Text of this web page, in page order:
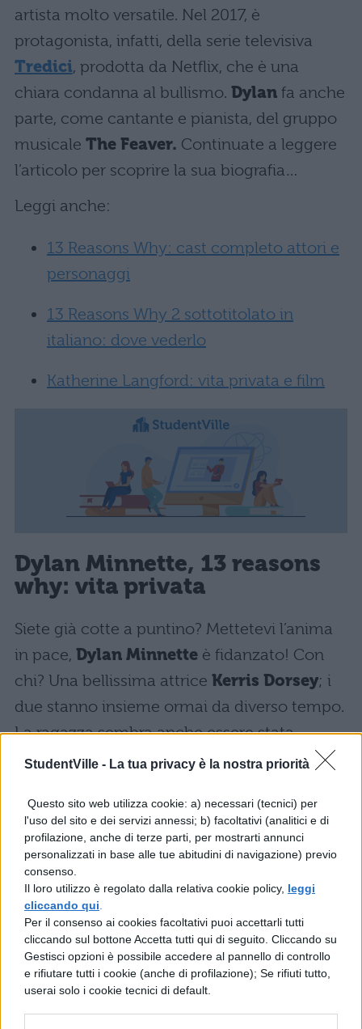
StudentVille - La tua privacy è la nostra priorità
Questo sito web utilizza cookie: a) necessari (tecnici) per
l'uso del sito e dei servizi annessi; b) facoltativi (analitici e di
profilazione, anche di terze parti, per mostrarti annunci
personalizzati in base alle tue abitudini di navigazione) previo
consenso.
Il loro utilizzo è regolato dalla relativa cookie policy, leggi
cliccando qui
Per il consenso ai cookies facoltativi puoi accettarli tutti
cliccando sul bottone Accetta tutti qui di seguito. Cliccando su
Gestisci opzioni è possibile accedere al pannello di controllo
e rifiutare tutti i cookie (anche di profilazione); Se rifiuti tutto,
userai solo i cookie tecnici di default.
artista molto versatile. Nel 2017, è
protagonista, infatti, della serie televisiva
Tredici, prodotta da Netflix, che è una
chiara condanna al bullismo. Dylan fa anche
parte, come cantante e pianista, del gruppo
musicale The Feaver. Continuate a leggere
l’articolo per scoprire la sua biografia…
Leggi anche:
13 Reasons Why: cast completo attori e
personaggi
13 Reasons Why 2 sottotitolato in
italiano: dove vederlo
Katherine Langford: vita privata e film
Dylan Minnette, 13 reasons
why: vita privata
Siete già cotte a puntino? Mettetevi l’anima
in pace, Dylan Minnette è fidanzato! Con
chi? Una bellissima attrice Kerris Dorsey; i
due stanno insieme ormai da diverso tempo.
La ragazza sembra anche essere stata
vittima dicyberbullismoa causa del suo
scrisse: “Il cyberbyllismo non è una bella
cosa, dovreste non farlo perché siamo tutti
umani quindi cerchiamo di essere buoni gli
uni con gli altri. Magari facciamo a meno di
commentare gli Instagram di sconosciuti
con cose strane/cattive, ok?”.
Dylan Minnette: filmografia